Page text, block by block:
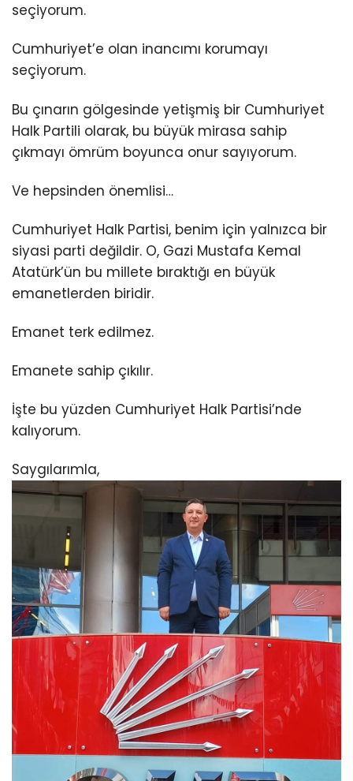
seçiyorum.
Cumhuriyet’e olan inancımı korumayı
seçiyorum.
Bu çınarın gölgesinde yetişmiş bir Cumhuriyet
Halk Partili olarak, bu büyük mirasa sahip
çıkmayı ömrüm boyunca onur sayıyorum.
Ve hepsinden önemlisi…
Cumhuriyet Halk Partisi, benim için yalnızca bir
siyasi parti değildir. O, Gazi Mustafa Kemal
Atatürk’ün bu millete bıraktığı en büyük
emanetlerden biridir.
Emanet terk edilmez.
Emanete sahip çıkılır.
İşte bu yüzden Cumhuriyet Halk Partisi’nde
kalıyorum.
Saygılarımla,